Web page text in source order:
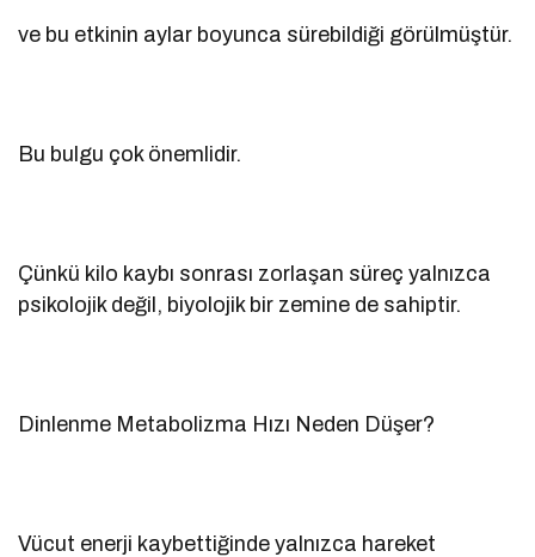
ve bu etkinin aylar boyunca sürebildiği görülmüştür.
Bu bulgu çok önemlidir.
Çünkü kilo kaybı sonrası zorlaşan süreç yalnızca
psikolojik değil, biyolojik bir zemine de sahiptir.
Dinlenme Metabolizma Hızı Neden Düşer?
Vücut enerji kaybettiğinde yalnızca hareket